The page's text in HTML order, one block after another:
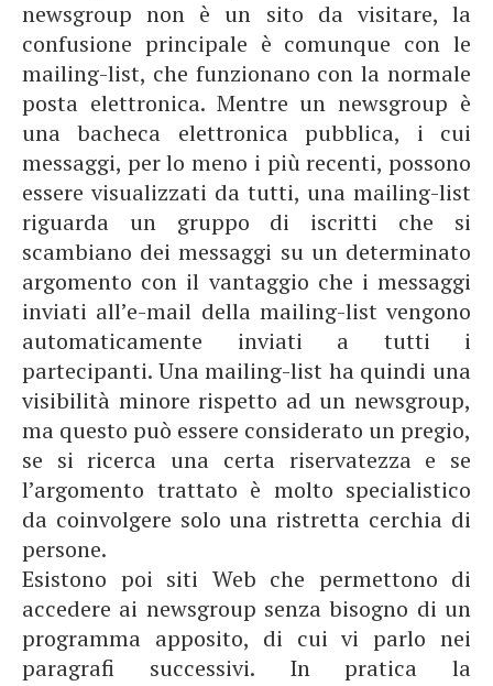
newsgroup non è un sito da visitare, la
confusione principale è comunque con le
mailing-list, che funzionano con la normale
posta elettronica. Mentre un newsgroup è
una bacheca elettronica pubblica, i cui
messaggi, per lo meno i più recenti, possono
essere visualizzati da tutti, una mailing-list
riguarda un gruppo di iscritti che si
scambiano dei messaggi su un determinato
argomento con il vantaggio che i messaggi
inviati all’e-mail della mailing-list vengono
automaticamente inviati a tutti i
partecipanti. Una mailing-list ha quindi una
visibilità minore rispetto ad un newsgroup,
ma questo può essere considerato un pregio,
se si ricerca una certa riservatezza e se
l’argomento trattato è molto specialistico
da coinvolgere solo una ristretta cerchia di
persone.
Esistono poi siti Web che permettono di
accedere ai newsgroup senza bisogno di un
programma apposito, di cui vi parlo nei
paragrafi successivi. In pratica la